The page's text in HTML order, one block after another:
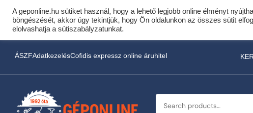
Cofidis
Most minden akciós HQ
ÁSZFAdatkezelésCofidis expressz online áruhitel
A geponline.hu sütiket használ, hogy a lehető legjobb online élményt
böngészését, akkor úgy tekintjük, hogy Ön oldalunkon az összes sütit
elolvashatja a sütiszabályzatunkat.